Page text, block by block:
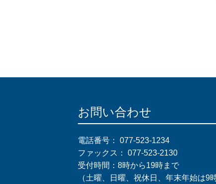
お問い合わせ
電話番号： 077-523-1234
ファックス： 077-523-2130
受付時間：8時から19時まで
（土曜、日曜、祝休日、年末年始は9